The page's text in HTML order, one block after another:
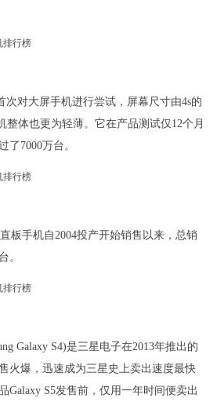
次对大屏手机进行尝试，屏幕尺寸由4s的
整体也更为轻薄。它在产品测试仅12个月
了7000万台。
板手机自2004投产开始销售以来，总销
。
Galaxy S4)是三星电子在2013年推出的
火爆，迅速成为三星史上卖出速度最快
Galaxy S5发售前，仅用一年时间便卖出